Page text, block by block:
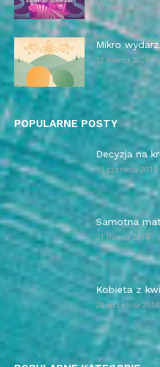
13 maja 2026
Mikro
12 marca 2026
POPULARNE POSTY
Decyzja na
15 czerwca 2015
Samotna
21 marca 2014
Kobieta z
28 września 2014